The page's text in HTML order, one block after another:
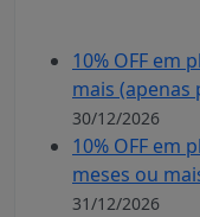
10% OFF em
mais (apenas
30/12/2026
10% OFF em
meses ou
31/12/2026